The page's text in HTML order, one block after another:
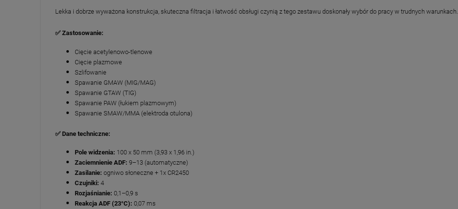
Lekka i dobrze wyważona konstrukcja, skuteczna filtracja i łatwość obsługi czynią z tego zestawu doskonały wybór do pracy w trudnych warunkach.
✅ Zastosowanie:
Cięcie acetylenowo-tlenowe
Cięcie plazmowe
Szlifowanie
Spawanie GMAW (MIG/MAG)
Spawanie GTAW (TIG)
Spawanie PAW (łukiem plazmowym)
Spawanie SMAW/MMA (elektroda otulona)
✅ Dane techniczne:
Pole widzenia: 100 x 50 mm (3,93 x 1,96 in.)
Zaciemnienie ADF: 9–13 (automatyczne)
Zasilanie: ogniwo słoneczne + 1x CR2450
Czujniki: 4
Rozjaśnianie: 0,1–0,9 s
Reakcja ADF (23°C): 0,07 ms